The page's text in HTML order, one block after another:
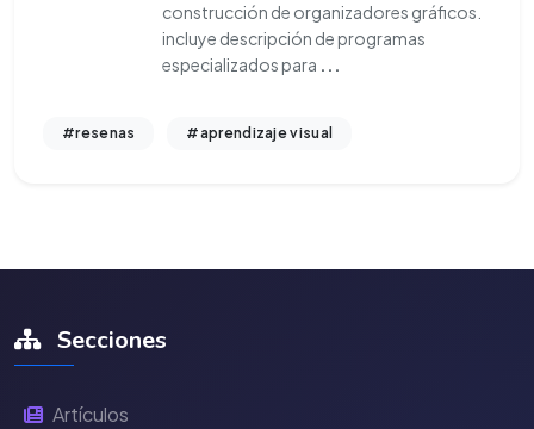
construcción de organizadores gráficos.
incluye descripción de programas
especializados para ...
#resenas #aprendizaje visual
Secciones
Artículos